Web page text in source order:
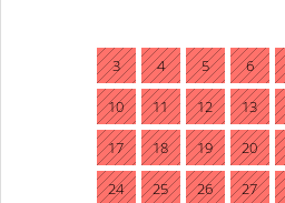
3 4 5 6
10 11 12 13
17 18 19 20
24 25 26 27